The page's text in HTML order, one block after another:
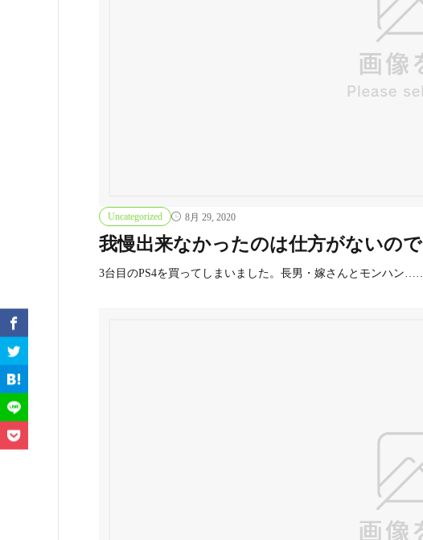
Uncategorized 8月 29, 2020
我慢出来なかったのは仕方がないので
3台目のPS4を買ってしまいました。長男・嫁さんとモンハン……